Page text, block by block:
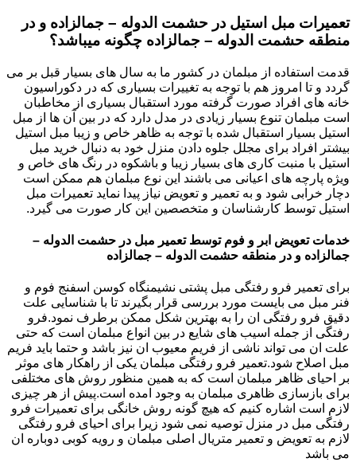
تعمیرات مبل استیل در حشمت الدوله – جمالزاده و در
منطقه حشمت الدوله – جمالزاده چگونه میباشد؟
قدمت استفاده از مبلمان در کشور ما به سال های بسیار قبل بر می
گردد و تا امروز هم با توجه به تغییرات بسیاری که در دکوراسیون
خانه های افراد صورت گرفته مورد استقبال بسیاری از مخاطبان
است مبلمان تنوع بسیار زیادی در مدل دارد که در بین آن ها از مبل
استیل بسیار استقبال شده با توجه به ظاهر خاص و زیبا مبل استیل
بیشتر افراد برای مجلل جلوه دادن منزل خود به دنبال خرید مبل
استیل با منبت کاری های بسیار زیبا و باشکوه در رنگ های خاص و
ویژه پارچه های اعیانی می باشند این نوع مبلمان هم ممکن است
دچار خرابی شود و به تعمیر و تعویض نیاز پیدا نماید تعمیرات مبل
استیل توسط کارشناسان و متخصصین این کار صورت می گیرد.
خدمات تعویض ابر و فوم توسط تعمیر مبل در حشمت الدوله –
جمالزاده و در منطقه حشمت الدوله – جمالزاده
برای تعمیر فرو رفتگی مبل پشتی نشیمنگاه کوسن اسفنج فوم و
فنر مبل می بایست مورد بررسی قرار بگیرند تا با شناسایی علت
دقیق فرو رفتگی ان را به بهترین شکل ممکن برطرف نمود.فرو
رفتگی از جمله اسیب های شایع در بین انواع مبلمان است که حتی
علت ان می تواند ناشی از فریم معیوب ان نیز باشد و حتما باید فریم
مبل اصلاح شود.تعمیر فرو رفتگی مبلمان یکی از راهکار های موثر
بر احیای ظاهر مبلمان است که به همین منظور روش های مختلفی
برای بازسازی ظاهری مبلمان به وجود امده است.پیش از هر چیزی
لازم است اشاره کنیم که هیچ گونه روش خانگی برای تعمیرات فرو
رفتگی مبل در منزل توصیه نمی شود زیرا برای احیای فرو رفتگی
لازم به تعویض و تعمیر متریال اصلی مبلمان و رویه کوبی دوباره ان
می باشد